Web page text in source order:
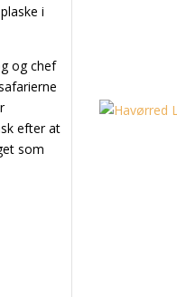
i
og chef
efter at
som